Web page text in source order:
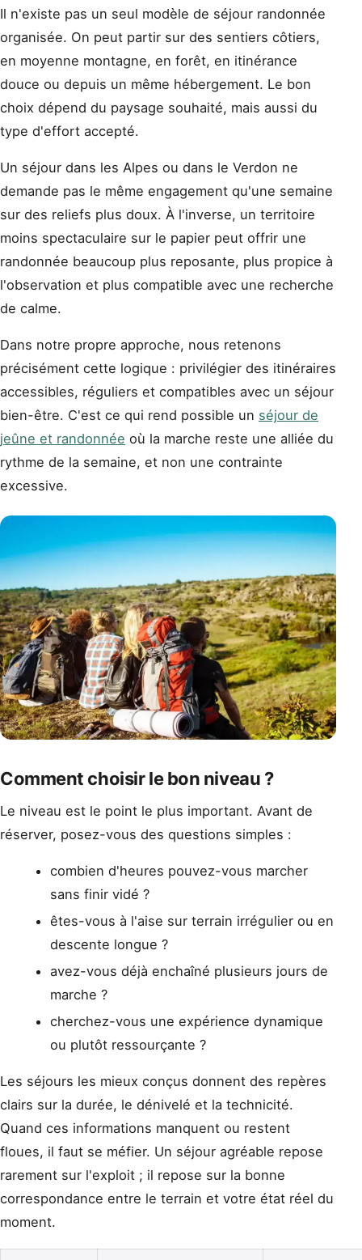
Il n'existe pas un seul modèle de séjour randonnée
organisée. On peut partir sur des sentiers côtiers,
en moyenne montagne, en forêt, en itinérance
douce ou depuis un même hébergement. Le bon
choix dépend du paysage souhaité, mais aussi du
type d'effort accepté.
Un séjour dans les Alpes ou dans le Verdon ne
demande pas le même engagement qu'une semaine
sur des reliefs plus doux. À l'inverse, un territoire
moins spectaculaire sur le papier peut offrir une
randonnée beaucoup plus reposante, plus propice à
l'observation et plus compatible avec une recherche
de calme.
Dans notre propre approche, nous retenons
précisément cette logique : privilégier des itinéraires
accessibles, réguliers et compatibles avec un séjour
bien-être. C'est ce qui rend possible un séjour de
jeûne et randonnée où la marche reste une alliée du
rythme de la semaine, et non une contrainte
excessive.
Comment choisir le bon niveau ?
Le niveau est le point le plus important. Avant de
réserver, posez-vous des questions simples :
combien d'heures pouvez-vous marcher
sans finir vidé ?
êtes-vous à l'aise sur terrain irrégulier ou en
descente longue ?
avez-vous déjà enchaîné plusieurs jours de
marche ?
cherchez-vous une expérience dynamique
ou plutôt ressourçante ?
Les séjours les mieux conçus donnent des repères
clairs sur la durée, le dénivelé et la technicité.
Quand ces informations manquent ou restent
floues, il faut se méfier. Un séjour agréable repose
rarement sur l'exploit ; il repose sur la bonne
correspondance entre le terrain et votre état réel du
moment.